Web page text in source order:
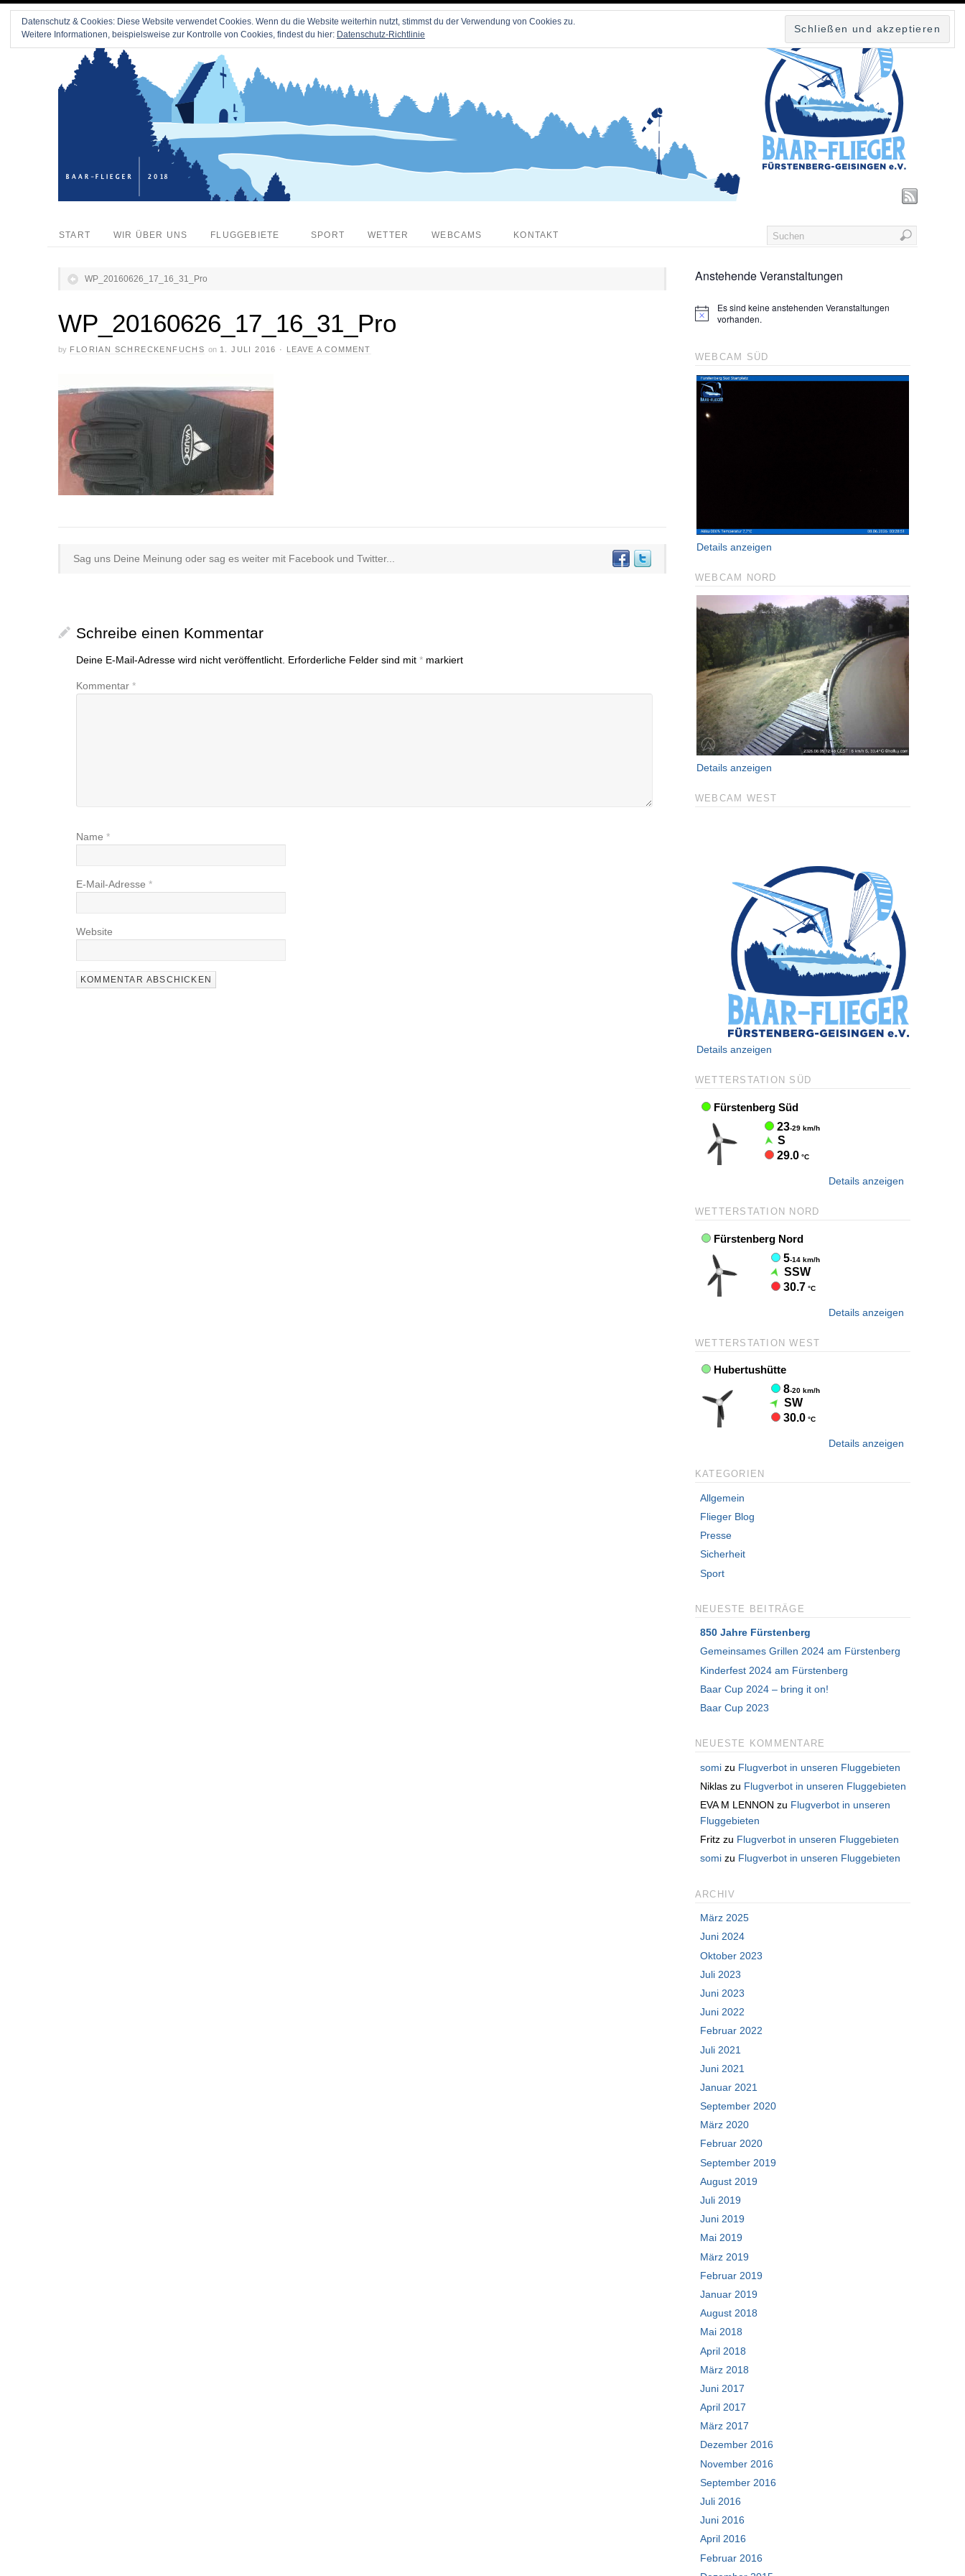
START WIR ÜBER UNS FLUGGEBIETE SPORT WETTER WEBCAMS KONTAKT
WP_20160626_17_16_31_Pro
WP_20160626_17_16_31_Pro
by FLORIAN SCHRECKENFUCHS on 1. JULI 2016 · LEAVE A COMMENT
Sag uns Deine Meinung oder sag es weiter mit Facebook und Twitter...
Schreibe einen Kommentar
Deine E-Mail-Adresse wird nicht veröffentlicht. Erforderliche Felder sind mit * markiert
Kommentar *
Name *
E-Mail-Adresse *
Website
Anstehende Veranstaltungen
Es sind keine anstehenden Veranstaltungen
vorhanden.
WEBCAM SÜD
Details anzeigen
WEBCAM NORD
Details anzeigen
WEBCAM WEST
Details anzeigen
WETTERSTATION SÜD
Details anzeigen
WETTERSTATION NORD
Details anzeigen
WETTERSTATION WEST
Details anzeigen
KATEGORIEN
Allgemein
Flieger Blog
Presse
Sicherheit
Sport
NEUESTE BEITRÄGE
850 Jahre Fürstenberg
Gemeinsames Grillen 2024 am Fürstenberg
Kinderfest 2024 am Fürstenberg
Baar Cup 2024 – bring it on!
Baar Cup 2023
NEUESTE KOMMENTARE
somi zu Flugverbot in unseren Fluggebieten
Niklas zu Flugverbot in unseren Fluggebieten
EVA M LENNON zu Flugverbot in unseren
Fluggebieten
Fritz zu Flugverbot in unseren Fluggebieten
somi zu Flugverbot in unseren Fluggebieten
ARCHIV
März 2025
Juni 2024
Oktober 2023
Juli 2023
Juni 2023
Juni 2022
Februar 2022
Juli 2021
Juni 2021
Januar 2021
September 2020
März 2020
Februar 2020
September 2019
August 2019
Juli 2019
Juni 2019
Mai 2019
März 2019
Februar 2019
Januar 2019
August 2018
Mai 2018
April 2018
März 2018
Juni 2017
April 2017
März 2017
Dezember 2016
November 2016
September 2016
Juli 2016
Juni 2016
April 2016
Februar 2016
Datenschutz & Cookies: Diese Website verwendet Cookies. Wenn du die Website weiterhin nutzt, stimmst du der Verwendung von Cookies zu.
Weitere Informationen, beispielsweise zur Kontrolle von Cookies, findest du hier: Datenschutz-Richtlinie